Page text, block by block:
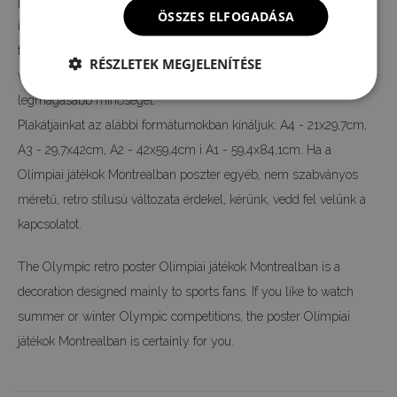
így az eredeti motívum színeit és részleteit 100%-ban vissza
tudjuk adni. A teljes gyártási folyamatot a mi gyárunkban
végezzük, így garantálni tudjuk neked a vintage vászon poszterek
legmagasabb minőségét.
Plakátjainkat az alábbi formátumokban kínáljuk: A4 - 21x29,7cm,
A3 - 29,7x42cm, A2 - 42x59,4cm i A1 - 59,4x84,1cm. Ha a
Olimpiai játékok Montrealban poszter egyéb, nem szabványos
méretű, retro stílusú változata érdekel, kérünk, vedd fel velünk a
kapcsolatot.
The Olympic retro poster Olimpiai játékok Montrealban is a
decoration designed mainly to sports fans. If you like to watch
summer or winter Olympic competitions, the poster Olimpiai
játékok Montrealban is certainly for you.
ÖSSZES ELFOGADÁSA
RÉSZLETEK MEGJELENÍTÉSE